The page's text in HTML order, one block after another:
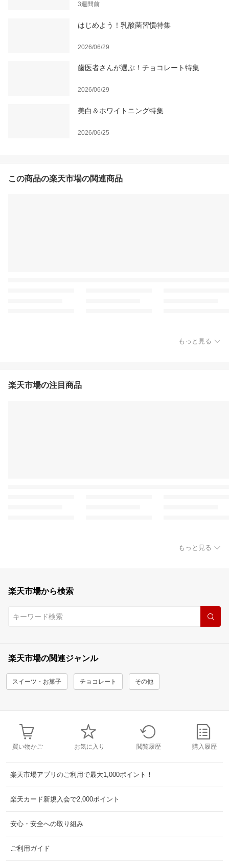
3週間前
はじめよう！乳酸菌習慣特集
2026/06/29
歯医者さんが選ぶ！チョコレート特集
2026/06/29
美白＆ホワイトニング特集
2026/06/25
この商品の楽天市場の関連商品
もっと見る
楽天市場の注目商品
もっと見る
楽天市場から検索
楽天市場の関連ジャンル
スイーツ・お菓子 チョコレート その他
買い物かご お気に入り 閲覧履歴 購入履歴
楽天市場アプリのご利用で最大1,000ポイント！
楽天カード新規入会で2,000ポイント
安心・安全への取り組み
ご利用ガイド